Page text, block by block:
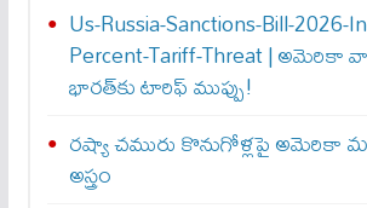
Us-Russia-Sanctions-Bill-2026-
Percent-Tariff-Threat | అమెరికా
భారత్‌కు టారిఫ్ ముప్పు!
రష్యా చమురు కొనుగోళ్లపై అమెరికా
అస్త్రం